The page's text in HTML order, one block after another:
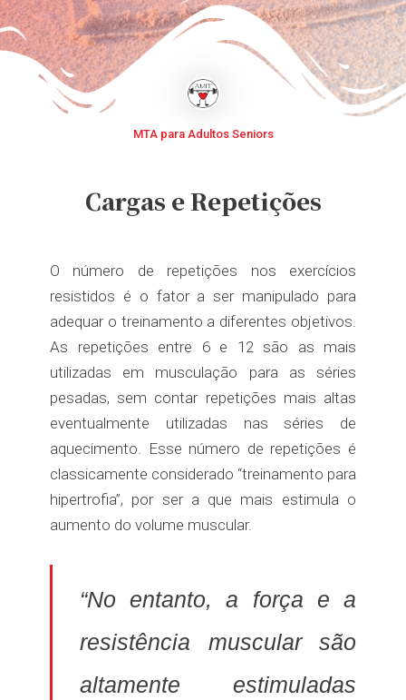
MTA para Adultos Seniors
Cargas e Repetições
O número de repetições nos exercícios
resistidos é o fator a ser manipulado para
adequar o treinamento a diferentes objetivos.
As repetições entre 6 e 12 são as mais
utilizadas em musculação para as séries
pesadas, sem contar repetições mais altas
eventualmente utilizadas nas séries de
aquecimento. Esse número de repetições é
classicamente considerado “treinamento para
hipertrofia”, por ser a que mais estimula o
aumento do volume muscular.
“No entanto, a força e a
resistência muscular são
altamente estimuladas